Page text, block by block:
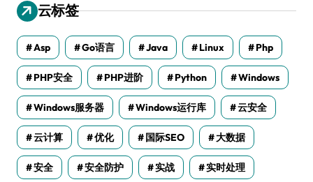
云标签
Asp Go语言 Java Linux Php
PHP安全 PHP进阶 Python Windows
Windows服务器 Windows运行库 云安全
云计算 优化 国际SEO 大数据
安全 安全防护 实战 实时处理